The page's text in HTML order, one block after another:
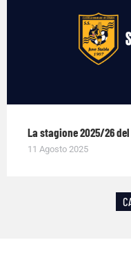
La stagione 2025/26
11 Agosto 2025